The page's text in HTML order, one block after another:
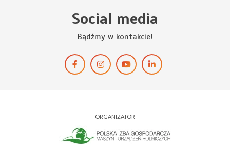
Social media
Bądźmy w kontakcie!
ORGANIZATOR